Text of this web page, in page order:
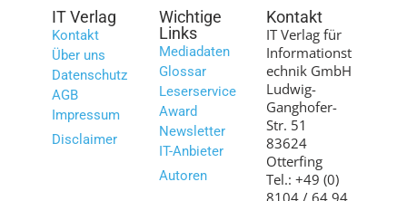
IT Verlag
Kontakt
Über uns
Datenschutz
AGB
Impressum
Disclaimer
Wichtige
Links
Mediadaten
Glossar
Leserservice
Award
Newsletter
IT-Anbieter
Autoren
Kontakt
IT Verlag für
Informationst
echnik GmbH
Ludwig-
Ganghofer-
Str. 51
83624
Otterfing
Tel.: +49 (0)
8104 / 64 94